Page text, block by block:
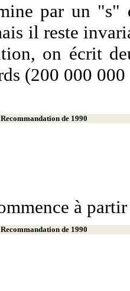
par un "s"
il reste
on écrit
(200 000
Recommandation de 1990
à
Recommandation de 1990